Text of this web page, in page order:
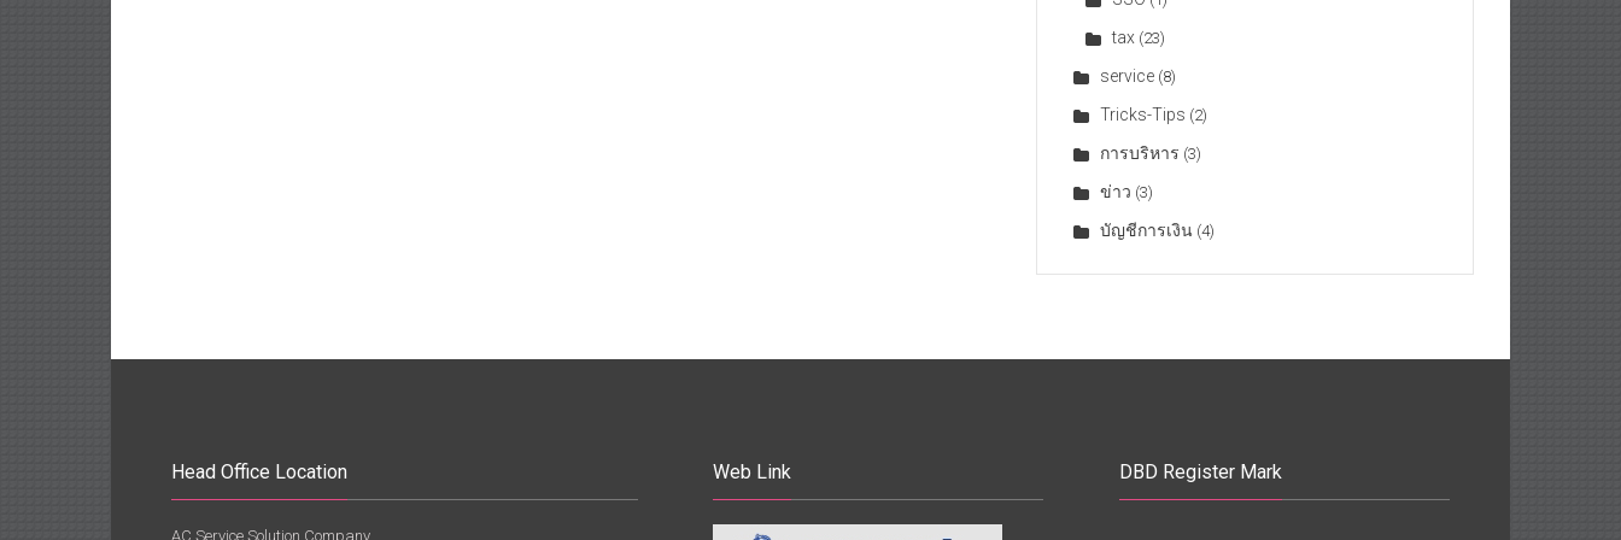
tax (23)
service (8)
Tricks-Tips (2)
การบริหาร (3)
ข่าว (3)
บัญชีการเงิน (4)
Head Office Location
AC Service Solution Company
Web Link DBD Register Mark